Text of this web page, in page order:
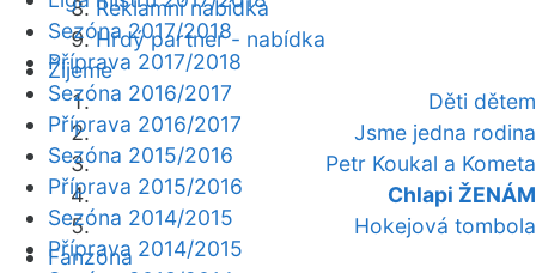
Reklamní nabídka
Hrdý partner - nabídka
Žijeme
Děti dětem
Jsme jedna rodina
Petr Koukal a Kometa
Chlapi ŽENÁM
Hokejová tombola
Fanzóna
Sezóna 2017/2018
Příprava 2017/2018
Sezóna 2016/2017
Příprava 2016/2017
Sezóna 2015/2016
Příprava 2015/2016
Sezóna 2014/2015
Příprava 2014/2015